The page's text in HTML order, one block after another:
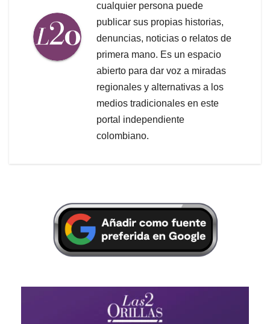
cualquier persona puede
publicar sus propias historias,
denuncias, noticias o relatos de
primera mano. Es un espacio
abierto para dar voz a miradas
regionales y alternativas a los
medios tradicionales en este
portal independiente
colombiano.